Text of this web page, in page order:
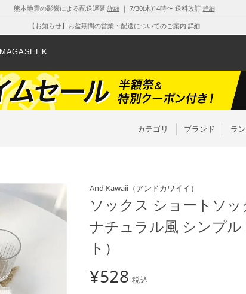
熊本地震の影響による配送遅延 詳細｜ 7/30(木)14時〜 送料改訂 詳細
【お知らせ】お盆期間の営業・配送についてのご案内 詳細
MAGASEEK
カテゴリ ブランド ラ
And Kawaii （アンドカワイイ）
ソックス ショートソ
ナチュラル風 シンプ
ト）
¥528 税込